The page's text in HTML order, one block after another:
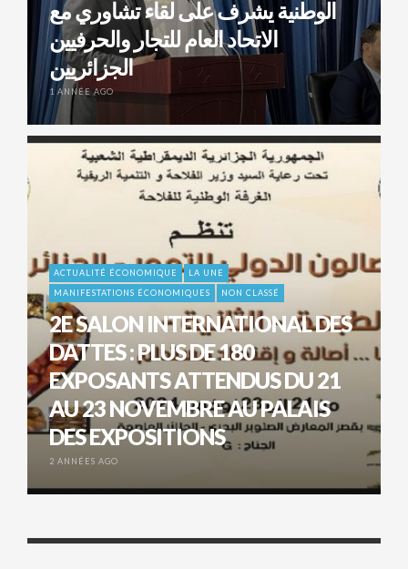
الوطنية يشرف على لقاء تشاوري مع
الاتحاد العام للتجار والحرفيين
الجزائريين
1 ANNÉE AGO
ACTUALITÉ ÉCONOMIQUE
LA UNE
MANIFESTATIONS ÉCONOMIQUES
NON CLASSÉ
2E SALON INTERNATIONAL DES
DATTES : PLUS DE 180
EXPOSANTS ATTENDUS DU 21
AU 23 NOVEMBRE AU PALAIS
DES EXPOSITIONS
2 ANNÉES AGO